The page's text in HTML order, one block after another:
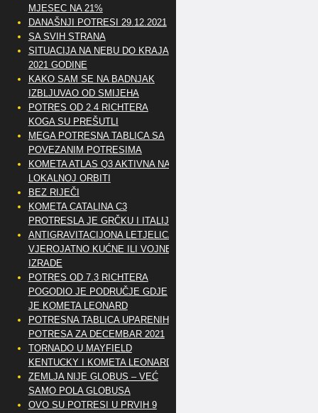
MJESEC NA 21%
DANAŠNJI POTRESI 29.12.2021
SA SVIH STRANA
SITUACIJA NA NEBU DO KRAJA
2021 GODINE
KAKO SAM SE NA BADNJAK
IZBLJUVAO OD SMIJEHA
POTRES OD 2.4 RICHTERA
KOGA SU PREŠUTLI
MEGA POTRESNA TABLICA SA
POVEZANIM POTRESIMA
KOMETA ATLAS Q3 AKTIVNA NA
LOKALNOJ ORBITI
BEZ RIJEČI
KOMETA CATALINA C3
PROTRESLA JE GRČKU I ITALIJU
ANTIGRAVITACIJONA LETJELICA
VJEROJATNO KUĆNE ILI VOJNE
IZRADE
POTRES OD 7.3 RICHTERA
POGODIO JE PODRUČJE GDJE
JE KOMETA LEONARD
POTRESNA TABLICA UPARENIH
POTRESA ZA DECEMBAR 2021
TORNADO U MAYFIELD
KENTUCKY I KOMETA LEONARD
ZEMLJA NIJE GLOBUS – VEĆ
SAMO POLA GLOBUSA
OVO SU POTRESI U PRVIH 9